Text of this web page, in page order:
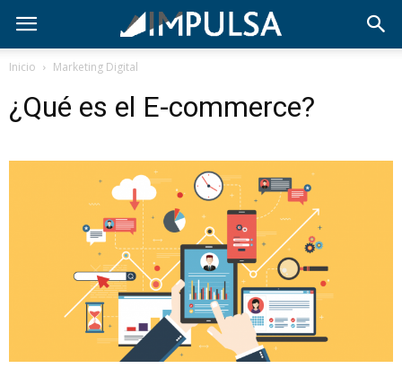
Inicio Marketing Digital
¿Qué es el E-commerce?